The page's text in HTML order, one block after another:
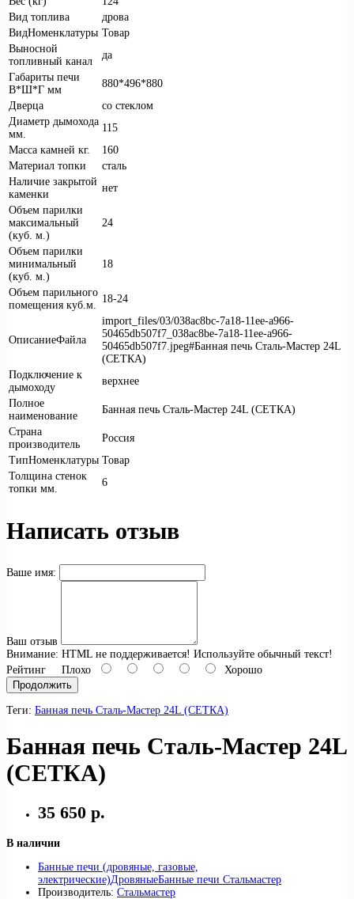
Вид топлива
дрова
ВидНоменклатуры Товар
Выносной
топливный канал
да
Габариты печи
В*Ш*Г мм
880*496*880
Дверца
со стеклом
Диаметр дымохода
мм.
115
Масса камней кг.
160
Материал топки
сталь
Наличие закрытой
каменки
нет
Объем парилки
максимальный
(куб. м.)
24
Объем парилки
минимальный
(куб. м.)
18
Объем парильного
помещения куб.м.
18-24
ОписаниеФайла
import_files/03/038ac8bc-7a18-11ee-a966-
50465db507f7_038ac8be-7a18-11ee-a966-
50465db507f7.jpeg#Банная печь Сталь-Мастер 24L
(СЕТКА)
Подключение к
дымоходу
верхнее
Полное
наименование
Банная печь Сталь-Мастер 24L (СЕТКА)
Страна
производитель
Россия
ТипНоменклатуры Товар
Толщина стенок
топки мм.
6
Написать отзыв
Ваше имя:
Ваш отзыв
Внимание: HTML не поддерживается! Используйте обычный текст!
Рейтинг Плохо
Хорошо
Продолжить
Теги: Банная печь Сталь-Мастер 24L (СЕТКА)
Банная печь Сталь-Мастер 24L
(СЕТКА)
35 650 р.
В наличии
Банные печи (дровяные, газовые,
электрические)ДровяныеБанные печи Стальмастер
Производитель: Стальмастер